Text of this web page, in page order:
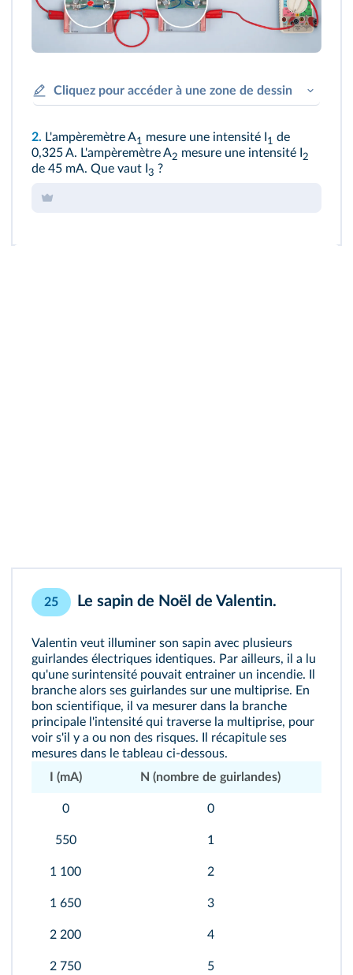
Cliquez pour accéder à une zone de dessin
2. L'ampèremètre A1 mesure une intensité I 1 de
0,325 A. L'ampèremètre A2 mesure une intensité I 2
de 45 mA. Que vaut I 3 ?
25 Le sapin de Noël de Valentin.
Valentin veut illuminer son sapin avec plusieurs
guirlandes électriques identiques. Par ailleurs, il a lu
qu'une surintensité pouvait entrainer un incendie. Il
branche alors ses guirlandes sur une multiprise. En
bon scientifique, il va mesurer dans la branche
principale l'intensité qui traverse la multiprise, pour
voir s'il y a ou non des risques. Il récapitule ses
mesures dans le tableau ci-dessous.
I (mA)
N (nombre de guirlandes)
0 0
550 1
1 100 2
1 650 3
2 200 4
2 750 5